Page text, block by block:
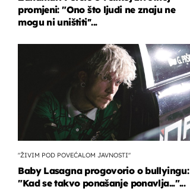
promjeni: "Ono što ljudi ne znaju ne
mogu ni uništiti''...
"ŽIVIM POD POVEĆALOM JAVNOSTI"
Baby Lasagna progovorio o bullyingu:
"Kad se takvo ponašanje ponavlja..."...